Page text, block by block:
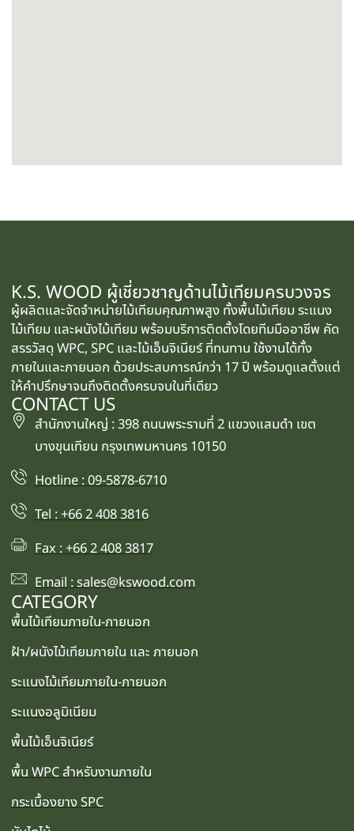
K.S. WOOD ผู้เชี่ยวชาญด้านไม้เทียมครบวงจร
ผู้ผลิตและจัดจำหน่ายไม้เทียมคุณภาพสูง ทั้งพื้นไม้เทียม ระแนง
ไม้เทียม และผนังไม้เทียม พร้อมบริการติดตั้งโดยทีมมืออาชีพ คัด
สรรวัสดุ WPC, SPC และไม้เอ็นจิเนียร์ ที่ทนทาน ใช้งานได้ทั้ง
ภายในและภายนอก ด้วยประสบการณ์กว่า 17 ปี พร้อมดูแลตั้งแต่
ให้คำปรึกษาจนถึงติดตั้งครบจบในที่เดียว
CONTACT US
สำนักงานใหญ่ : 398 ถนนพระรามที่ 2 แขวงแสมดำ เขต
บางขุนเทียน กรุงเทพมหานคร 10150
Hotline : 09-5878-6710
Tel : +66 2 408 3816
Fax : +66 2 408 3817
Email : sales@kswood.com
CATEGORY
พื้นไม้เทียมภายใน-ภายนอก
ฝ้า/ผนังไม้เทียมภายใน และ ภายนอก
ระแนงไม้เทียมภายใน-ภายนอก
ระแนงอลูมิเนียม
พื้นไม้เอ็นจิเนียร์
พื้น WPC สำหรับงานภายใน
กระเบื้องยาง SPC